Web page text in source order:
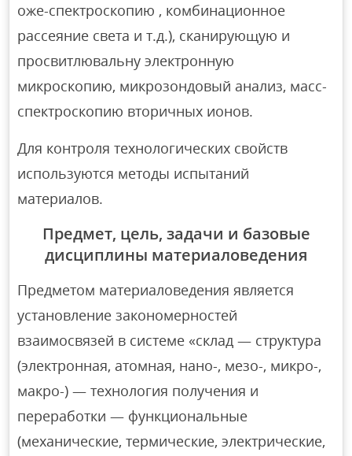
оже-спектроскопию , комбинационное
рассеяние света и т.д.), сканирующую и
просвитлювальну электронную
микроскопию, микрозондовый анализ, масс-
спектроскопию вторичных ионов.
Для контроля технологических свойств
используются методы испытаний
материалов.
Предмет, цель, задачи и базовые
дисциплины материаловедения
Предметом материаловедения является
установление закономерностей
взаимосвязей в системе «склад — структура
(электронная, атомная, нано-, мезо-, микро-,
макро-) — технология получения и
переработки — функциональные
(механические, термические, электрические,